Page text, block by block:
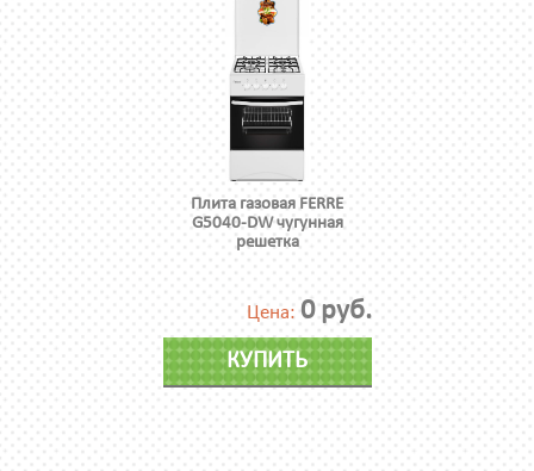
Плита газовая FERRE
G5040-DW чугунная
решетка
Цена: 0 руб.
КУПИТЬ